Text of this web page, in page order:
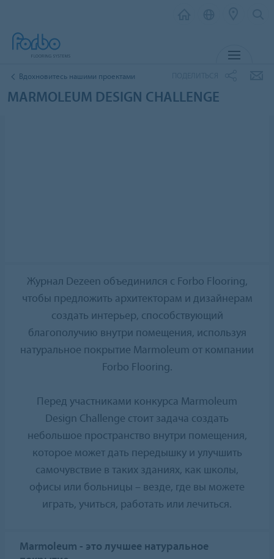
Вдохновитесь нашими проектами
MARMOLEUM DESIGN CHALLENGE
Журнал Dezeen объединился с Forbo Flooring,
чтобы предложить архитекторам и дизайнерам
создать интерьер, способствующий
благополучию внутри помещения, используя
натуральное покрытие Marmoleum от компании
Forbo Flooring.
Перед участниками конкурса Marmoleum
Design Challenge стоит задача создать
небольшое пространство внутри помещения,
которое может дать передышку и улучшить
самочувствие в таких зданиях, как школы,
офисы или больницы – везде, где вы можете
играть, учиться, работать или лечиться.
Marmoleum - это лучшее натуральное